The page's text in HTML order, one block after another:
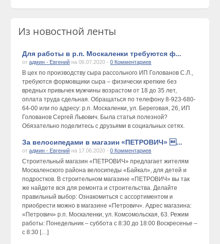
Из новостной ленты
Для работы в р.п. Москаленки требуются ф...
отадмин - Евгений на 06.07.2020 -0 Комментариев
В цех по производству сыра рассольного ИП Голованов С.Л.,
требуются формовщики сыра – физически крепкие без
вредных привычек мужчины возрастом от 18 до 35 лет,
оплата труда сдельная. Обращаться по телефону 8-923-680-
64-00 или по адресу: р.п. Москаленки, ул. Береговая, 26, ИП
Голованов Сергей Львович. Была статья полезной?
Обязательно поделитесь с друзьями в социальных сетях.
За велосипедами в магазин «ПЕТРОВИЧ» ...
отадмин - Евгений на 17.06.2020 -0 Комментариев
Строительный магазин «ПЕТРОВИЧ» предлагает жителям
Москаленского района велосипеды «Байкал», для детей и
подростков. В строительном магазине «ПЕТРОВИЧ» вы так
же найдете вся для ремонта и строительства. Делайте
правильный выбор: Ознакомиться с ассортиментом и
приобрести можно в магазине «Петрович». Адрес магазина:
«Петрович» р.п. Москаленки, ул. Комсомольская, 63. Режим
работы: Понедельник – суббота с 8:30 до 18:00 Воскресенье –
с 8:30 […]